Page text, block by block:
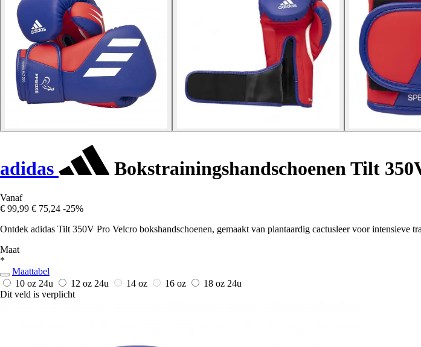
adidas Bokstrainingshandschoenen Tilt
Vanaf
€ 99,99 € 75,24 -25%
Ontdek adidas Tilt 350V Pro Velcro bokshandschoenen, gemaakt van plantaardig cactusleer voor intensieve
Maat
*
Maattabel
10 oz 24u 12 oz 24u 14 oz 16 oz 18 oz 24u
Dit veld is verplicht